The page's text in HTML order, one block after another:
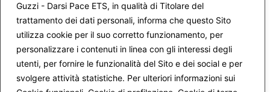
Guzzi - Darsi Pace ETS, in qualità di Titolare del
trattamento dei dati personali, informa che questo Sito
utilizza cookie per il suo corretto funzionamento, per
personalizzare i contenuti in linea con gli interessi degli
utenti, per fornire le funzionalità del Sito e dei social e per
svolgere attività statistiche. Per ulteriori informazioni sui
Nome*
Email *